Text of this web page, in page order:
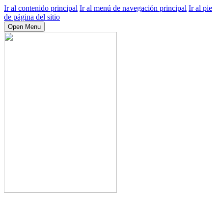
Ir al contenido principal Ir al menú de navegación principal Ir al pie
de página del sitio
Open Menu